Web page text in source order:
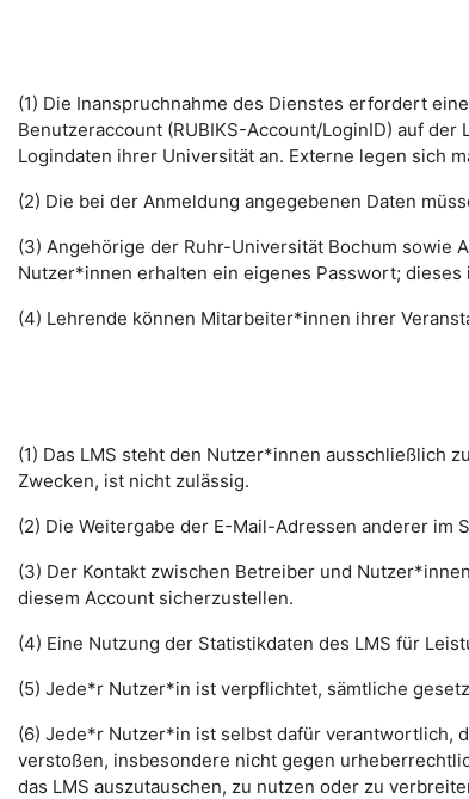
(1) Die Inanspruchnahme des Dienstes erfordert
Benutzeraccount (RUBIKS-Account/LoginID) auf
Logindaten ihrer Universität an. Externe legen sich
(2) Die bei der Anmeldung angegebenen Daten
(3) Angehörige der Ruhr-Universität Bochum sowie
Nutzer*innen erhalten ein eigenes Passwort;
(4) Lehrende können Mitarbeiter*innen ihrer
(1) Das LMS steht den Nutzer*innen ausschließlich
Zwecken, ist nicht zulässig.
(2) Die Weitergabe der E-Mail-Adressen anderer
(3) Der Kontakt zwischen Betreiber und
diesem Account sicherzustellen.
(4) Eine Nutzung der Statistikdaten des LMS für
(5) Jede*r Nutzer*in ist verpflichtet, sämtliche
(6) Jede*r Nutzer*in ist selbst dafür verantwortlich,
verstoßen, insbesondere nicht gegen
das LMS auszutauschen, zu nutzen oder zu